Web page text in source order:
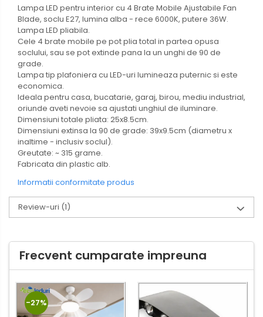
Scule / utile / sonerii/ rulete
Adezivi si benzi adezive
Chei , clesti , patenti
Cose / Coliere plastic
Pistoale de lipit si accesorii
Scule si unelte de
taiat,accesorii pentru gaurit si
insurubat
Sonerii
Trepied
Lanterne
Accesorii camping
Masina de facut gheata
Produse grele si voluminoase
Lampa LED pentru interior cu 4 Brate Mobile Ajustabile Fan
Blade, soclu E27, lumina alba - rece 6000K, putere 36W.
Lampa LED pliabila.
Cele 4 brate mobile pe pot plia total in partea opusa
soclului, sau se pot extinde pana la un unghi de 90 de
grade.
Lampa tip plafoniera cu LED-uri lumineaza puternic si este
economica.
Ideala pentru casa, bucatarie, garaj, birou, mediu industrial,
oriunde aveti nevoie sa ajustati unghiul de iluminare.
Dimensiuni totale pliata: 25x8.5cm.
Dimensiuni extinsa la 90 de grade: 39x9.5cm (diametru x
inaltime - inclusiv soclul).
Greutate: ~ 315 grame.
Fabricata din plastic alb.
Informatii conformitate produs
Review-uri (1)
Frecvent cumparate impreuna
-27%